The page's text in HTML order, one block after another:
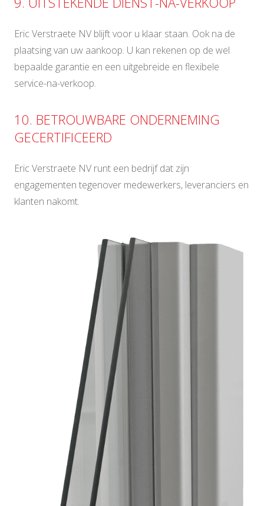
Eric Verstraete NV blijft voor u klaar staan. Ook na de
plaatsing van uw aankoop. U kan rekenen op de wel
bepaalde garantie en een uitgebreide en flexibele
service-na-verkoop.
10. BETROUWBARE ONDERNEMING
GECERTIFICEERD
Eric Verstraete NV runt een bedrijf dat zijn
engagementen tegenover medewerkers, leveranciers en
klanten nakomt.